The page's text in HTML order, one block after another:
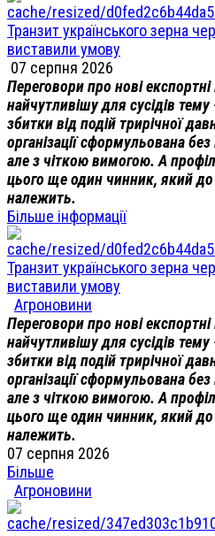
Транзит українського зерна
виставили умову
07 серпня 2026
Переговори про нові
найчутливішу для сусідів
збитки від подій трирічної
організації сформульована
але з чіткою вимогою. А
цього ще один чинник, який до
належить.
Більше інформації
Транзит українського зерна
виставили умову
Агроновини
Переговори про нові
найчутливішу для сусідів
збитки від подій трирічної
організації сформульована
але з чіткою вимогою. А
цього ще один чинник, який до
належить.
07 серпня 2026
Більше
Агроновини